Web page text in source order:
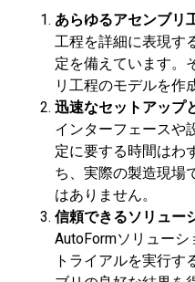
あらゆるアセンブリ
工程を詳細に表現す
定を備えています。
リ工程のモデルを作
迅速なセットアップ
インターフェースや
定に要する時間はわ
ち、実際の製造現場
はありません。
信頼できるソリュー
AutoFormソリューシ
トライアルを実行す